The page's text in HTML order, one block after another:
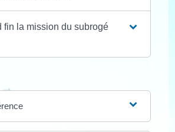
fin la mission du subrogé